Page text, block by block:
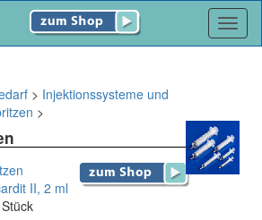
> Injektionssysteme und
>
II, 2 ml